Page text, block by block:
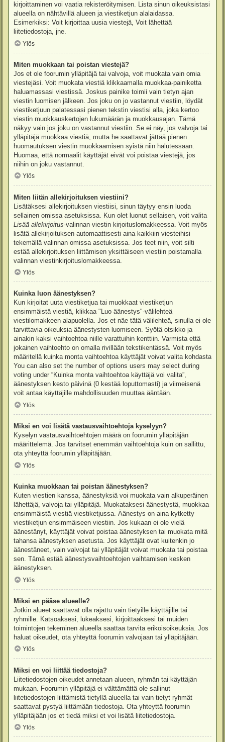
kirjoittaminen voi vaatia rekisteröitymisen. Lista sinun oikeuksistasi
alueella on nähtävillä alueen ja viestiketjun alalaidassa.
Esimerkiksi: Voit kirjoittaa uusia viestejä, Voit lähettää
liitetiedostoja, jne.
Ylös
Miten muokkaan tai poistan viestejä?
Jos et ole foorumin ylläpitäjä tai valvoja, voit muokata vain omia
viestejäsi. Voit muokata viestiä klikkaamalla muokkaa-painiketta
haluamassasi viestissä. Joskus painike toimii vain tietyn ajan
viestin luomisen jälkeen. Jos joku on jo vastannut viestiin, löydät
viestiketjuun palatessasi pienen tekstin viestisi alla, joka kertoo
viestin muokkauskertojen lukumäärän ja muokkausajan. Tämä
näkyy vain jos joku on vastannut viestiin. Se ei näy, jos valvoja tai
ylläpitäjä muokkaa viestiä, mutta he saattavat jättää pienen
huomautuksen viestin muokkaamisen syistä niin halutessaan.
Huomaa, että normaalit käyttäjät eivät voi poistaa viestejä, jos
niihin on joku vastannut.
Ylös
Miten liitän allekirjoituksen viestiini?
Lisätäksesi allekirjoituksen viestiisi, sinun täytyy ensin luoda
sellainen omissa asetuksissa. Kun olet luonut sellaisen, voit valita
Lisää allekirjoitus-valinnan viestin kirjoituslomakkeessa. Voit myös
lisätä allekirjoituksen automaattisesti aina kaikkiin viesteihisi
tekemällä valinnan omissa asetuksissa. Jos teet niin, voit silti
estää allekirjoituksen liittämisen yksittäiseen viestiin poistamalla
valinnan viestinkirjoituslomakkeessa.
Ylös
Kuinka luon äänestyksen?
Kun kirjoitat uuta viestiketjua tai muokkaat viestiketjun
ensimmäistä viestiä, klikkaa "Luo äänestys"-välilehteä
viestilomakkeen alapuolella. Jos et näe tätä välilehteä, sinulla ei ole
tarvittavia oikeuksia äänestysten luomiseen. Syötä otsikko ja
ainakin kaksi vaihtoehtoa niille varattuihin kenttiin. Varmista että
jokainen vaihtoehto on omalla rivillään tekstikentässä. Voit myös
määritellä kuinka monta vaihtoehtoa käyttäjät voivat valita kohdasta
You can also set the number of options users may select during
voting under “Kuinka monta vaihtoehtoa käyttäjä voi valita”,
äänestyksen kesto päivinä (0 kestää loputtomasti) ja viimeisenä
voit antaa käyttäjille mahdollisuuden muuttaa ääntään.
Ylös
Miksi en voi lisätä vastausvaihtoehtoja kyselyyn?
Kyselyn vastausvaihtoehtojen määrä on foorumin ylläpitäjän
määrittelemä. Jos tarvitset enemmän vaihtoehtoja kuin on sallittu,
ota yhteyttä foorumin ylläpitäjään.
Ylös
Kuinka muokkaan tai poistan äänestyksen?
Kuten viestien kanssa, äänestyksiä voi muokata vain alkuperäinen
lähettäjä, valvoja tai ylläpitäjä. Muokataksesi äänestystä, muokkaa
ensimmäistä viestiä viestiketjussa. Äänestys on aina kytketty
viestiketjun ensimmäiseen viestiin. Jos kukaan ei ole vielä
äänestänyt, käyttäjät voivat poistaa äänestyksen tai muokata mitä
tahansa äänestyksen asetusta. Jos käyttäjät ovat kuitenkin jo
äänestäneet, vain valvojat tai ylläpitäjät voivat muokata tai poistaa
sen. Tämä estää äänestysvaihtoehtojen vaihtamisen kesken
äänestyksen.
Ylös
Miksi en pääse alueelle?
Jotkin alueet saattavat olla rajattu vain tietyille käyttäjille tai
ryhmille. Katsoaksesi, lukeaksesi, kirjoittaaksesi tai muiden
toimintojen tekeminen alueella saattaa tarvita erikoisoikeuksia. Jos
haluat oikeudet, ota yhteyttä foorumin valvojaan tai ylläpitäjään.
Ylös
Miksi en voi liittää tiedostoja?
Liitetiedostojen oikeudet annetaan alueen, ryhmän tai käyttäjän
mukaan. Foorumin ylläpitäjä ei välttämättä ole sallinut
liitetiedostojen liittämistä tietyllä alueella tai vain tietyt ryhmät
saattavat pystyä liittämään tiedostoja. Ota yhteyttä foorumin
ylläpitäjään jos et tiedä miksi et voi lisätä liitetiedostoja.
Ylös